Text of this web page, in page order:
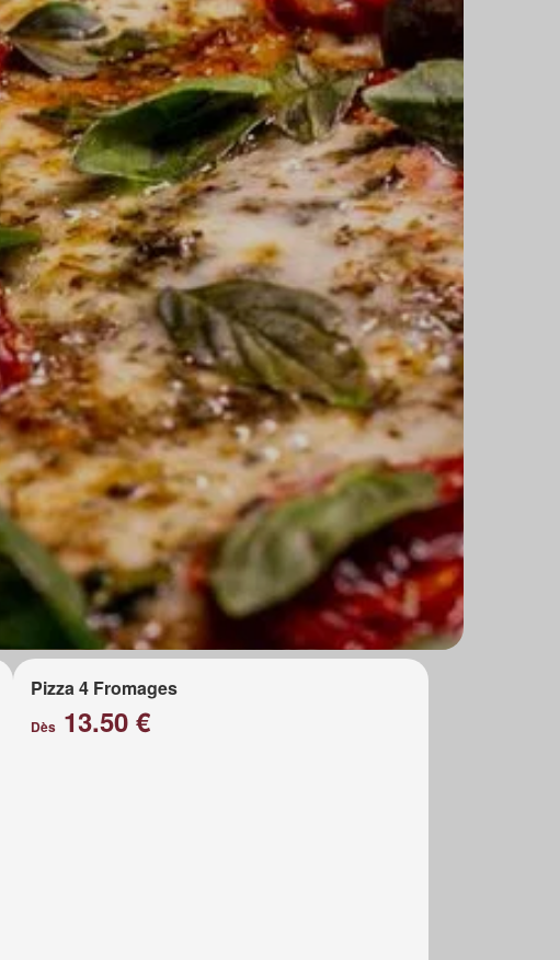
Pizza 4 Fromages
Dès 13.50 €